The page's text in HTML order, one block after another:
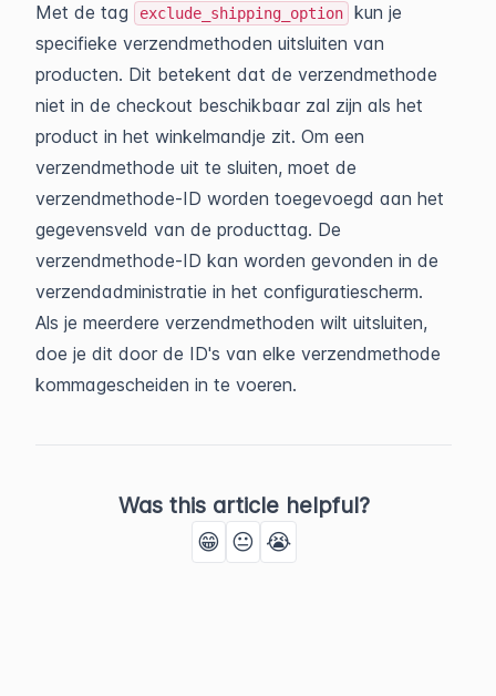
Met de tag exclude_shipping_option
kun je
specifieke verzendmethoden uitsluiten van
producten. Dit betekent dat de verzendmethode
niet in de checkout beschikbaar zal zijn als het
product in het winkelmandje zit. Om een
verzendmethode uit te sluiten, moet de
verzendmethode-ID worden toegevoegd aan het
gegevensveld van de producttag. De
verzendmethode-ID kan worden gevonden in de
verzendadministratie in het configuratiescherm.
Als je meerdere verzendmethoden wilt uitsluiten,
doe je dit door de ID's van elke verzendmethode
kommagescheiden in te voeren.
Was this article helpful?
😁 😐 😭